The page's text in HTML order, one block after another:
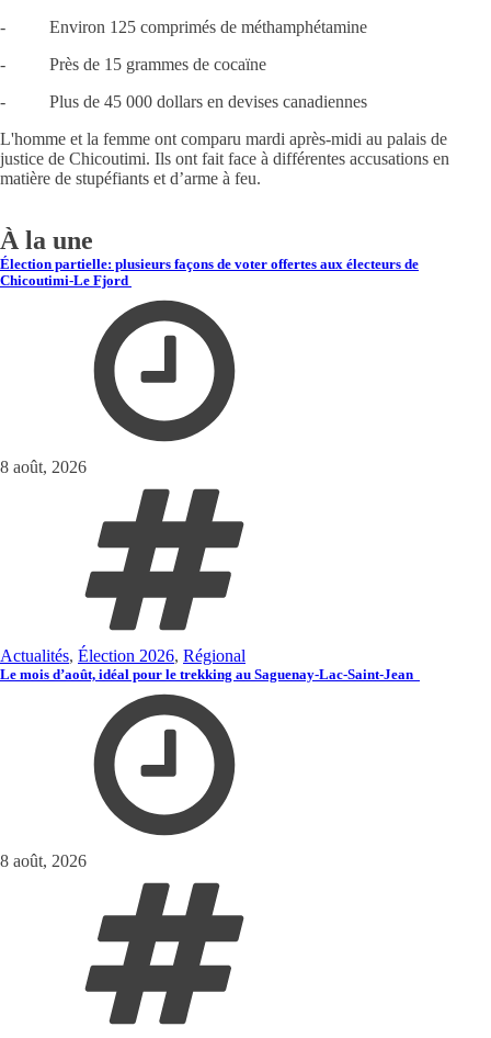
- Environ 125 comprimés de méthamphétamine
- Près de 15 grammes de cocaïne
- Plus de 45 000 dollars en devises canadiennes
L'homme et la femme ont comparu mardi après-midi au palais de
justice de Chicoutimi. Ils ont fait face à différentes accusations en
matière de stupéfiants et d’arme à feu.
À la une
Élection partielle: plusieurs façons de voter offertes aux électeurs de
Chicoutimi-Le Fjord
8 août, 2026
Actualités, Élection 2026, Régional
Le mois d’août, idéal pour le trekking au Saguenay-Lac-Saint-Jean
8 août, 2026